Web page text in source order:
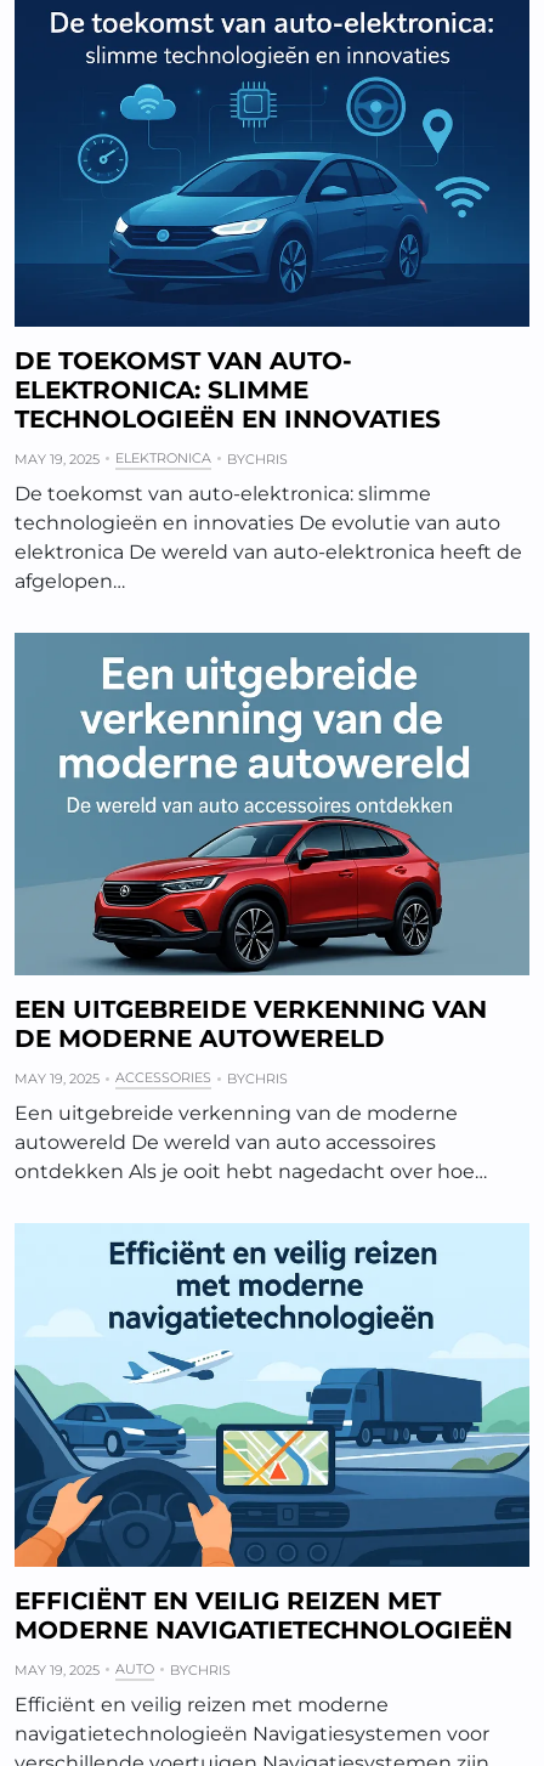
DE TOEKOMST VAN AUTO-
ELEKTRONICA: SLIMME
TECHNOLOGIEËN EN INNOVATIES
MAY 19, 2025 ELEKTRONICA BYCHRIS
De toekomst van auto-elektronica: slimme
technologieën en innovaties De evolutie van auto
elektronica De wereld van auto-elektronica heeft de
afgelopen…
EEN UITGEBREIDE VERKENNING VAN
DE MODERNE AUTOWERELD
MAY 19, 2025 ACCESSORIES BYCHRIS
Een uitgebreide verkenning van de moderne
autowereld De wereld van auto accessoires
ontdekken Als je ooit hebt nagedacht over hoe…
EFFICIËNT EN VEILIG REIZEN MET
MODERNE NAVIGATIETECHNOLOGIEËN
MAY 19, 2025 AUTO BYCHRIS
Efficiënt en veilig reizen met moderne
navigatietechnologieën Navigatiesystemen voor